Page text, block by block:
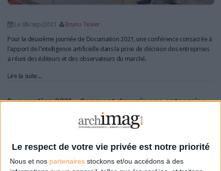
Le respect de votre vie privée est notre priorité
Nous et nos partenaires stockons et/ou accédons à des
Le 08/sep/2021
Bruno Texier
Pour la deuxième journée de Documation 2021, une conférence consacrée à
l'apport de l'intelligence artificielle dans la prise de décision des entreprises
a réuni des éditeurs et des observateurs du marché.
Lire la suite...
Documation 2021 - Comment devenir une entreprise
digitale résiliente après la crise sanitaire ?